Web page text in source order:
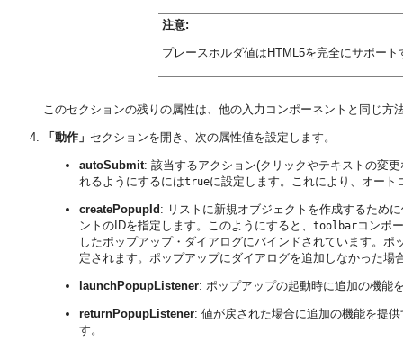
注意:
プレースホルダ値はHTML5を完全にサポー
このセクションの残りの属性は、他の入力コンポーネントと同じ方
「動作」 セクションを開き、次の属性値を設定します。
autoSubmit: 該当するアクション(クリックやテキストの変
れるようにするにはtrueに設定します。これにより、オート
createPopupId : リストに新規オブジェクトを作成するため
ントのIDを指定します。このようにすると、 toolbarコンポ
したポップアップ・ダイアログにバインドされています。
定されます。ポップアップにダイアログを追加しなかった場
launchPopupListener: ポップアップの起動時に追加の機能
returnPopupListener: 値が戻された場合に追加の機能を提
す。